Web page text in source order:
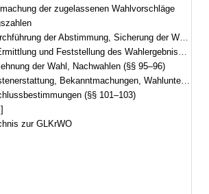
der zugelassenen Wahlvorschläge
der Abstimmung, Sicherung der Wahlfreiheit, Briefwahl (§§ 53–78)
und Feststellung des Wahlergebnisses (§§ 79–94)
der Wahl, Nachwahlen (§§ 95–96)
Bekanntmachungen, Wahlunterlagen (§§ 97–100)
(§§ 101–103)
zur GLKrWO